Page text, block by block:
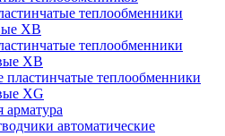
теплообменники
XB
теплообменники
ХВ
пластинчатые теплообменники
ХG
арматура
автоматические